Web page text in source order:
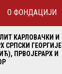
О ФОНДАЦИЈИ
КАРЛОВАЧКИ И
СРПСКИ ГЕОРГИЈЕ
ПРВОЈЕРАРХ И